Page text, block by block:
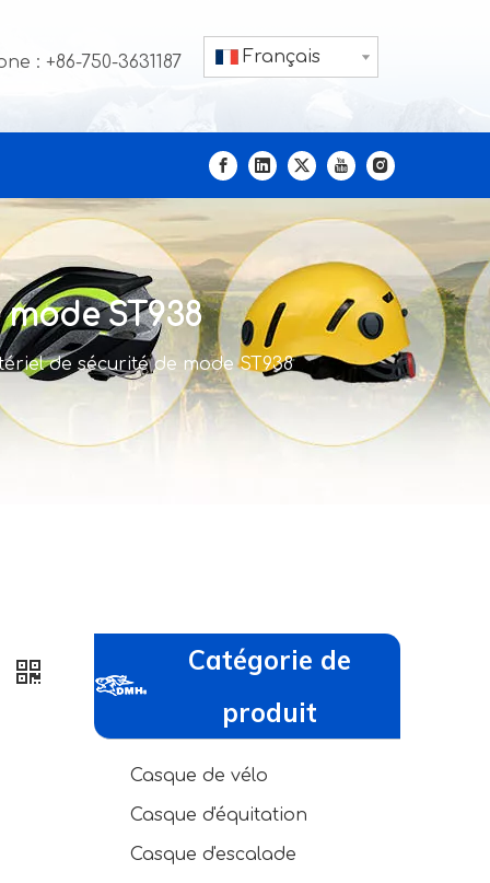
: +86-750-3631187 Français
ST938
de sécurité de mode ST938
Catégorie de
produit
Casque de vélo
Casque d'équitation
Casque d'escalade